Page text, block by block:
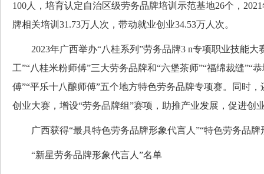
100人，培育认定自治区级劳务品牌培训示范基地26个，
牌相关培训31.73万人次，带动就业创业34.53万人次。
2023年广西举办“八桂系列”劳务品牌3 n专项职业技能大
工”“八桂米粉师傅”三大劳务品牌和“六堡茶师”“福绵裁缝”“
傅”“平乐十八酿师傅”五个地方特色劳务品牌专项赛。同时
创业大赛，增设“劳务品牌组”赛项，助推产业发展，促进创
广西获得“最具特色劳务品牌形象代言人”“特色劳务品牌
“新星劳务品牌形象代言人”名单